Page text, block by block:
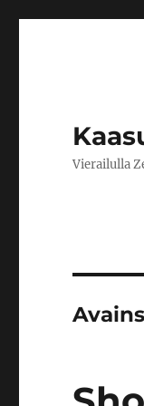
Vierailulla